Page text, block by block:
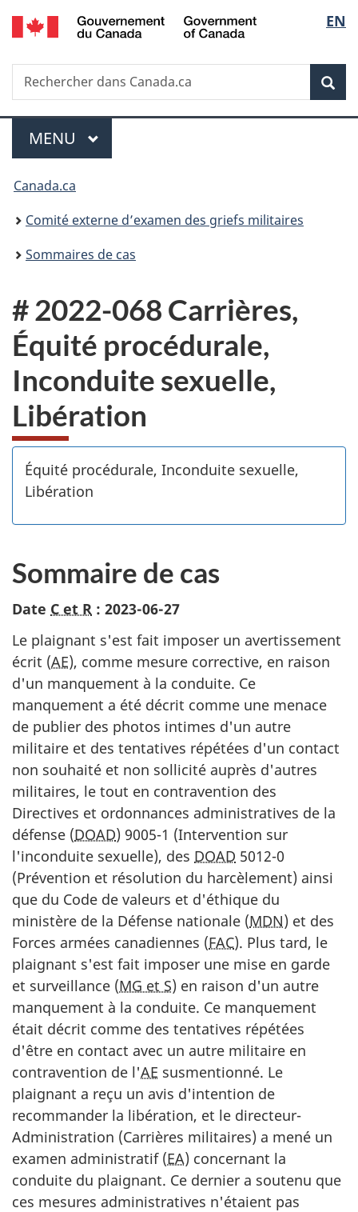
Passer
au
principal
Passer
à
Au
du
Passer
à
version
simplifiée
de
la
EN
Recherche
Rechercher
dans
Menu
MENU PRINCIPAL
Vous
êtes
ici :
Canada.ca
Comité externe d’examen des griefs militaires
Sommaires de cas
# 2022-068 Carrières,
Équité procédurale,
Inconduite sexuelle,
Libération
Équité procédurale, Inconduite sexuelle,
Libération
Sommaire de cas
Date C et R : 2023-06-27
Le plaignant s'est fait imposer un avertissement
écrit (AE), comme mesure corrective, en raison
d'un manquement à la conduite. Ce
manquement a été décrit comme une menace
de publier des photos intimes d'un autre
militaire et des tentatives répétées d'un contact
non souhaité et non sollicité auprès d'autres
militaires, le tout en contravention des
Directives et ordonnances administratives de la
défense (DOAD) 9005-1 (Intervention sur
l'inconduite sexuelle), des DOAD 5012-0
(Prévention et résolution du harcèlement) ainsi
que du Code de valeurs et d'éthique du
ministère de la Défense nationale (MDN) et des
Forces armées canadiennes (FAC). Plus tard, le
plaignant s'est fait imposer une mise en garde
et surveillance (MG et S) en raison d'un autre
manquement à la conduite. Ce manquement
était décrit comme des tentatives répétées
d'être en contact avec un autre militaire en
contravention de l'AE susmentionné. Le
plaignant a reçu un avis d'intention de
recommander la libération, et le directeur-
Administration (Carrières militaires) a mené un
examen administratif (EA) concernant la
conduite du plaignant. Ce dernier a soutenu que
ces mesures administratives n'étaient pas